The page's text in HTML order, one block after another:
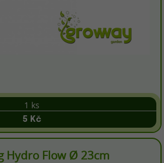
1 ks
5 Kč
Hydro Flow Ø 23cm